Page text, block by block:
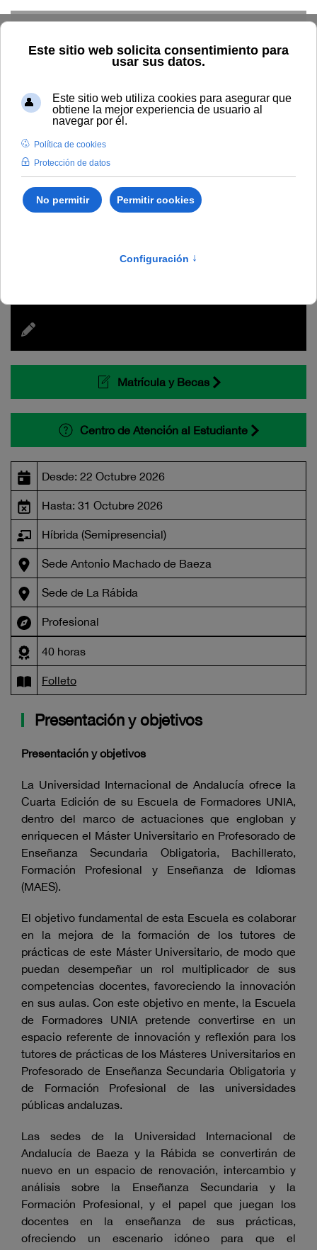
Inicio Estudiar Oferta académica
Tipo de acción
Formación continua
Formación continua B222
Escuela de Formadores
Matrícula y Becas
Centro de Atención al Estudiante
Desde: 22 Octubre 2026
Hasta: 31 Octubre 2026
Híbrida (Semipresencial)
Sede Antonio Machado de Baeza
Sede de La Rábida
Profesional
40 horas
Folleto
Presentación y objetivos
Presentación y objetivos
La Universidad Internacional de Andalucía ofrece la
Cuarta Edición de su Escuela de Formadores UNIA,
dentro del marco de actuaciones que engloban y
enriquecen el Máster Universitario en Profesorado de
Enseñanza Secundaria Obligatoria, Bachillerato,
Formación Profesional y Enseñanza de Idiomas
(MAES).
El objetivo fundamental de esta Escuela es colaborar
en la mejora de la formación de los tutores de
prácticas de este Máster Universitario, de modo que
puedan desempeñar un rol multiplicador de sus
competencias docentes, favoreciendo la innovación
en sus aulas. Con este objetivo en mente, la Escuela
de Formadores UNIA pretende convertirse en un
espacio referente de innovación y reflexión para los
tutores de prácticas de los Másteres Universitarios en
Profesorado de Enseñanza Secundaria Obligatoria y
de Formación Profesional de las universidades
públicas andaluzas.
Las sedes de la Universidad Internacional de
Andalucía de Baeza y la Rábida se convertirán de
nuevo en un espacio de renovación, intercambio y
análisis sobre la Enseñanza Secundaria y la
Formación Profesional, y el papel que juegan los
docentes en la enseñanza de sus prácticas,
ofreciendo un escenario idóneo para que el